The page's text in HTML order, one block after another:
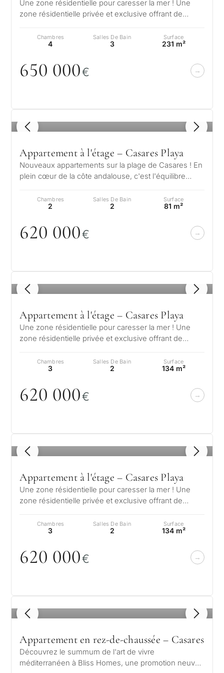
Une zone résidentielle pour caresser la mer ! Une
zone résidentielle privée et exclusive offrant de
Chambres
4
Salles De Bain
3
Surface
231 m²
650 000€
1 / 8
Appartement à l'étage – Casares Playa
Nouveaux appartements sur la plage de Casares ! En
plein cœur de la côte andalouse, c'est l'équilibre
Chambres
2
Salles De Bain
2
Surface
81 m²
620 000€
1 / 8
Appartement à l'étage – Casares Playa
Une zone résidentielle pour caresser la mer ! Une
zone résidentielle privée et exclusive offrant de
Chambres
3
Salles De Bain
2
Surface
134 m²
620 000€
1 / 8
Appartement à l'étage – Casares Playa
Une zone résidentielle pour caresser la mer ! Une
zone résidentielle privée et exclusive offrant de
Chambres
3
Salles De Bain
2
Surface
134 m²
620 000€
1 / 8
Appartement en rez-de-chaussée – Casares
Découvrez le summum de l'art de vivre
méditerranéen à Bliss Homes, une promotion neuve
←